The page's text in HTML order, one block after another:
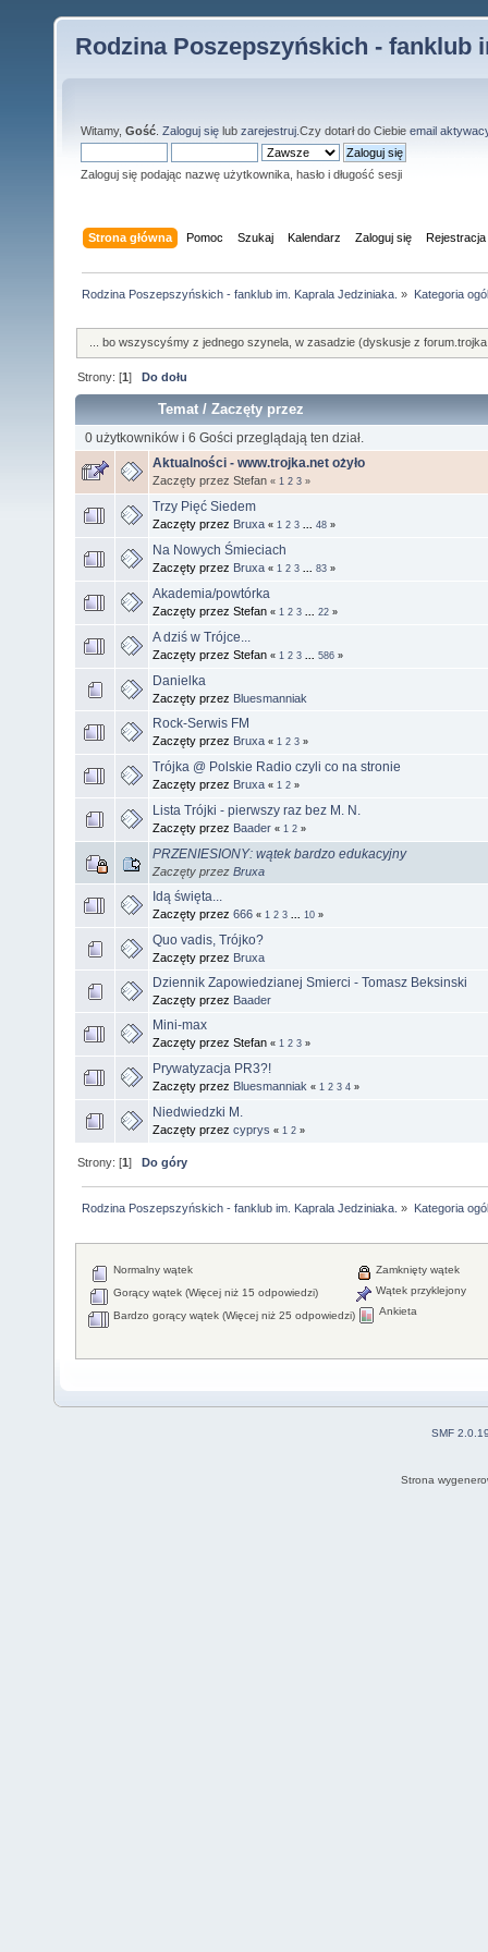
Rodzina Poszepszyńskich - fanklub
Witamy, Gość Zaloguj się lub zarejestruj .Czy dotarł do Ciebie email
Zaloguj się podając nazwę użytkownika, hasło i długość sesji
Strona główna Pomoc Szukaj Kalendarz Zaloguj się Rejestracja
Rodzina Poszepszyńskich - fanklub im. Kaprala Jedziniaka. » Kategoria
... bo wszyscyśmy z jednego szynela, w zasadzie (dyskusje z
Strony: [1]Do dołu
Temat /Zaczęty przez
0 użytkowników i 6 Gości przeglądają ten dział.
Aktualności - www.trojka.net ożyło
Zaczęty przez Stefan « 1 2 3 »
Trzy Pięć Siedem
Zaczęty przez Bruxa « 1 2 3 48 »
Na Nowych Śmieciach
Zaczęty przez Bruxa « 1 2 3 83 »
Akademia/powtórka
Zaczęty przez Stefan « 1 2 3 22 »
A dziś w Trójce...
Zaczęty przez Stefan « 1 2 3 586 »
Danielka
Zaczęty przez Bluesmanniak
Rock-Serwis FM
Zaczęty przez Bruxa « 1 2 3 »
Trójka @ Polskie Radio czyli co na stronie
Zaczęty przez Bruxa « 1 2 »
Lista Trójki - pierwszy raz bez M. N.
Zaczęty przez Baader « 1 2 »
PRZENIESIONY: wątek bardzo edukacyjny
Zaczęty przez Bruxa
Idą święta...
Zaczęty przez 666 « 1 2 3 10 »
Quo vadis, Trójko?
Zaczęty przez Bruxa
Dziennik Zapowiedzianej Smierci - Tomasz Beksinski
Zaczęty przez Baader
Mini-max
Zaczęty przez Stefan « 1 2 3 »
Prywatyzacja PR3?!
Zaczęty przez Bluesmanniak « 1 2 3 4 »
Niedwiedzki M.
Zaczęty przez cyprys « 1 2 »
Strony: [1]Do góry
Rodzina Poszepszyńskich - fanklub im. Kaprala Jedziniaka. » Kategoria
Normalny wątek
Gorący wątek (Więcej niż 15 odpowiedzi)
Bardzo gorący wątek (Więcej niż 25 odpowiedzi)
Zamknięty wątek
Wątek przyklejony
Ankieta
SMF
Strona